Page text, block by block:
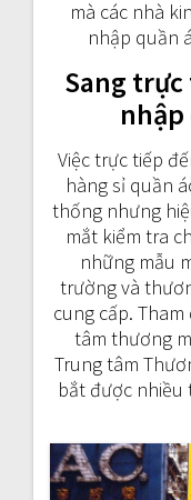
mà các nhà
nhập quần
Sang
nhập
Việc trực tiếp
hàng sỉ quần
thống nhưng
mắt kiểm tra
những mẫu
trường và
cung cấp.
tâm thương
Trung tâm
bắt được nhiều